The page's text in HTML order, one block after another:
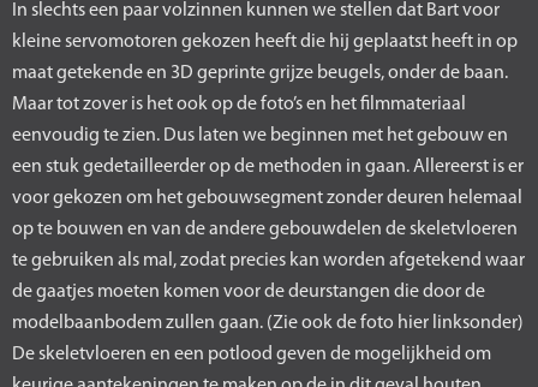
In slechts een paar volzinnen kunnen we stellen dat Bart voor
kleine servomotoren gekozen heeft die hij geplaatst heeft in op
maat getekende en 3D geprinte grijze beugels, onder de baan.
Maar tot zover is het ook op de foto’s en het filmmateriaal
eenvoudig te zien. Dus laten we beginnen met het gebouw en
een stuk gedetailleerder op de methoden in gaan. Allereerst is er
voor gekozen om het gebouwsegment zonder deuren helemaal
op te bouwen en van de andere gebouwdelen de skeletvloeren
te gebruiken als mal, zodat precies kan worden afgetekend waar
de gaatjes moeten komen voor de deurstangen die door de
modelbaanbodem zullen gaan. (Zie ook de foto hier linksonder)
De skeletvloeren en een potlood geven de mogelijkheid om